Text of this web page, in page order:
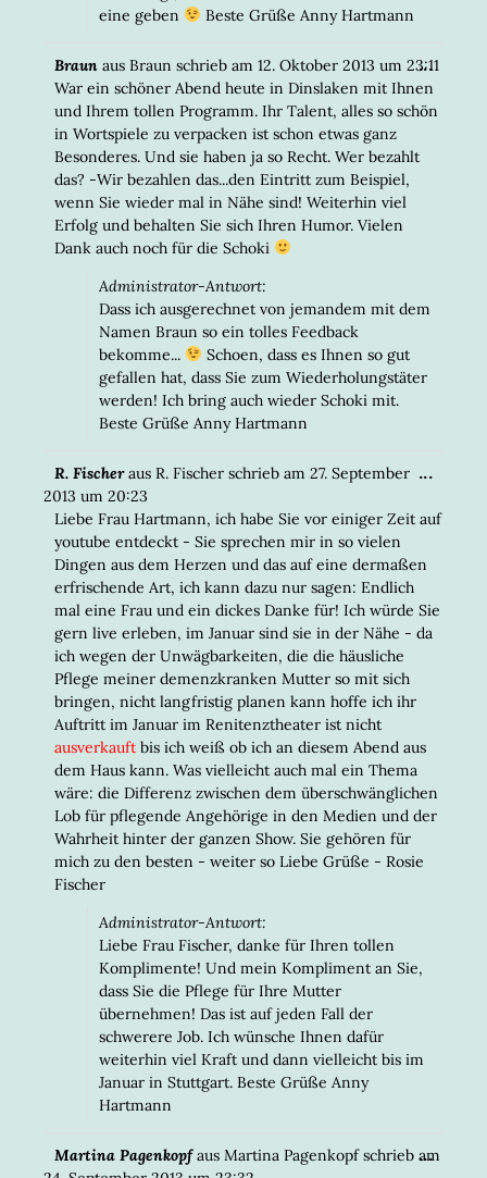
eine geben
Beste Grüße Anny Hartmann
Braun aus Braun schrieb am 12. Oktober 2013 um 23:11
War ein schöner Abend heute in Dinslaken mit Ihnen
und Ihrem tollen Programm. Ihr Talent, alles so schön
in Wortspiele zu verpacken ist schon etwas ganz
Besonderes. Und sie haben ja so Recht. Wer bezahlt
das? -Wir bezahlen das...den Eintritt zum Beispiel,
wenn Sie wieder mal in Nähe sind! Weiterhin viel
Erfolg und behalten Sie sich Ihren Humor. Vielen
Dank auch noch für die Schoki
Administrator-Antwort:
Dass ich ausgerechnet von jemandem mit dem
Namen Braun so ein tolles Feedback
bekomme...
Schoen, dass es Ihnen so gut
gefallen hat, dass Sie zum Wiederholungstäter
werden! Ich bring auch wieder Schoki mit.
Beste Grüße Anny Hartmann
...DIESE
EIN-/
R. Fischeraus R. Fischer schrieb am 27. September
2013 um 20:23
Liebe Frau Hartmann, ich habe Sie vor einiger Zeit auf
youtube entdeckt - Sie sprechen mir in so vielen
Dingen aus dem Herzen und das auf eine dermaßen
erfrischende Art, ich kann dazu nur sagen: Endlich
mal eine Frau und ein dickes Danke für! Ich würde Sie
gern live erleben, im Januar sind sie in der Nähe - da
ich wegen der Unwägbarkeiten, die die häusliche
Pflege meiner demenzkranken Mutter so mit sich
bringen, nicht langfristig planen kann hoffe ich ihr
Auftritt im Januar im Renitenztheater ist nicht
ausverkauft bis ich weiß ob ich an diesem Abend aus
dem Haus kann. Was vielleicht auch mal ein Thema
wäre: die Differenz zwischen dem überschwänglichen
Lob für pflegende Angehörige in den Medien und der
Wahrheit hinter der ganzen Show. Sie gehören für
mich zu den besten - weiter so Liebe Grüße - Rosie
Fischer
Administrator-Antwort:
Liebe Frau Fischer, danke für Ihren tollen
Komplimente! Und mein Kompliment an Sie,
dass Sie die Pflege für Ihre Mutter
übernehmen! Das ist auf jeden Fall der
schwerere Job. Ich wünsche Ihnen dafür
weiterhin viel Kraft und dann vielleicht bis im
Januar in Stuttgart. Beste Grüße Anny
Hartmann
...DIESE
EIN-/
Martina Pagenkopfaus Martina Pagenkopf schrieb am
...DIESE